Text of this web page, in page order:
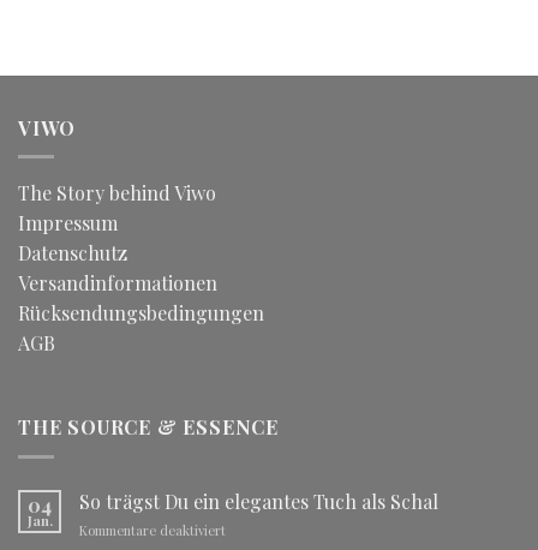
VIWO
The Story behind Viwo
Impressum
Datenschutz
Versandinformationen
Rücksendungsbedingungen
AGB
THE SOURCE & ESSENCE
04
Jan.
So trägst Du ein elegantes Tuch als Schal
Kommentare deaktiviert